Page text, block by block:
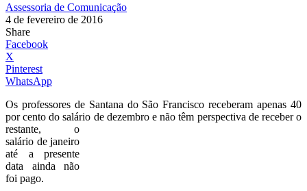
Assessoria de Comunicação
4 de fevereiro de 2016
Share
Facebook
X
Pinterest
WhatsApp
Os professores de Santana do São Francisco receberam apenas 40
por cento do salário de dezembro enão têm perspectiva de receber o
restante, o
salário de janeiro
até a presente
data ainda não
foi pago.